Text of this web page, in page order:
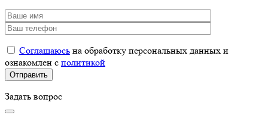
Соглашаюсь на обработку персональных данных и
ознакомлен с политикой
Задать вопрос